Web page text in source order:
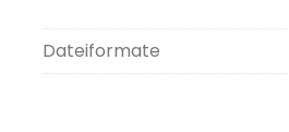
Dateiformate